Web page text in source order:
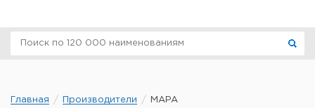
Главная Производители MAPA